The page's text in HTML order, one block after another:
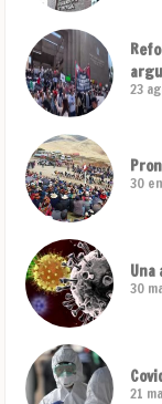
23
30
30
21